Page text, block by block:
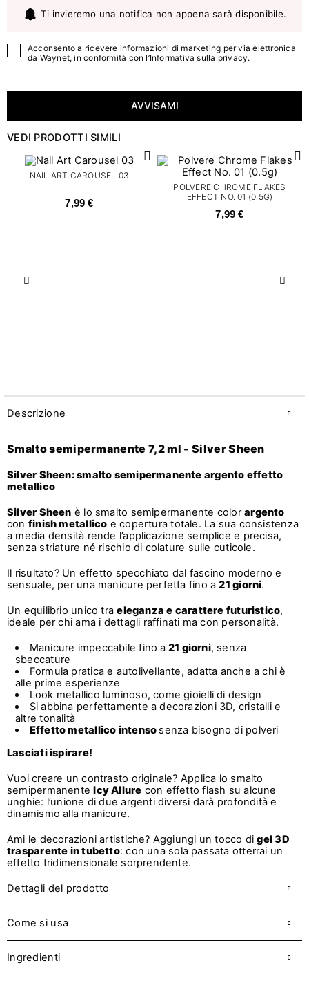
Ti invieremo una notifica non appena sarà disponibile.
Acconsento a ricevere informazioni di marketing per via elettronica
da Waynet, in conformità con l’Informativa sulla privacy.
AVVISAMI
VEDI PRODOTTI SIMILI
Precedente
NAIL ART CAROUSEL 03
7,99 €
POLVERE CHROME FLAKES
EFFECT NO. 01 (0.5G)
7,99 €
Descrizione
Smalto semipermanente 7,2 ml - Silver Sheen
Silver Sheen: smalto semipermanente argento effetto
metallico
Silver Sheen è lo smalto semipermanente colorargento
con finish metallico e copertura totale. La sua consistenza
a media densità rende l’applicazione semplice e precisa,
senza striature né rischio di colature sulle cuticole.
Il risultato? Un effetto specchiato dal fascino moderno e
sensuale, per una manicure perfetta fino a21 giorni.
Un equilibrio unico traeleganza e carattere futuristico,
ideale per chi ama i dettagli raffinati ma con personalità.
Manicure impeccabile fino a 21 giorni, senza
sbeccature
Formula pratica e autolivellante, adatta anche a chi è
alle prime esperienze
Look metallico luminoso, come gioielli di design
Si abbina perfettamente a decorazioni 3D, cristalli e
altre tonalità
Effetto metallico intenso senza bisogno di polveri
Lasciati ispirare!
Vuoi creare un contrasto originale? Applica lo smalto
semipermanenteIcy Allure con effetto flash su alcune
unghie: l’unione di due argenti diversi darà profondità e
dinamismo alla manicure.
Ami le decorazioni artistiche? Aggiungi un tocco di gel 3D
trasparente in tubetto: con una sola passata otterrai un
effetto tridimensionale sorprendente.
Dettagli del prodotto
Come si usa
Ingredienti